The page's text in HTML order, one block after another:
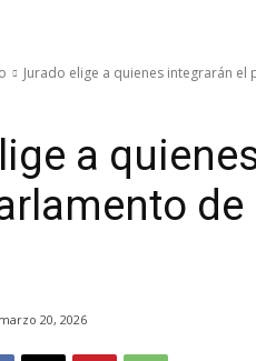
Jurado elige a quienes integrarán
a
de
marzo 20, 2026